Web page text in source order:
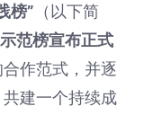
榜” （以下简
范榜宣布正式
作范式，并逐
建一个持续成